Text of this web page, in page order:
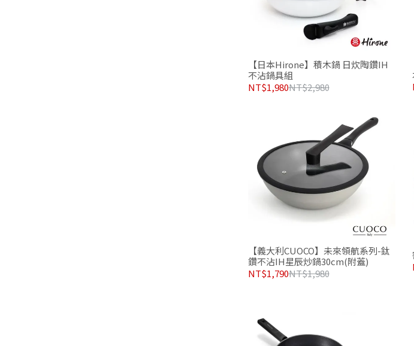
【日本Hirone】積木鍋 日炊陶鑽IH
不沾鍋具組
NT$1,980NT$2,980
【義大利CUOCO】未來領航系列-鈦
鑽不沾IH星辰炒鍋30cm(附蓋)
NT$1,790NT$1,980